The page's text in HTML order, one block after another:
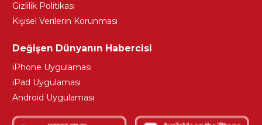
Gizlilik Politikası
Kişisel Verilerin Korunması
Değişen Dünyanın Habercisi
iPhone Uygulaması
iPad Uygulaması
Android Uygulaması